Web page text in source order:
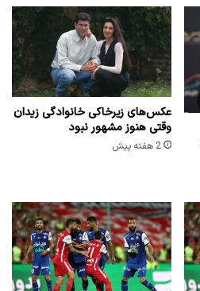
عکس‌های زیرخاکی خانوادگی زیدان
وقتی هنوز مشهور نبود
2 هفته پیش